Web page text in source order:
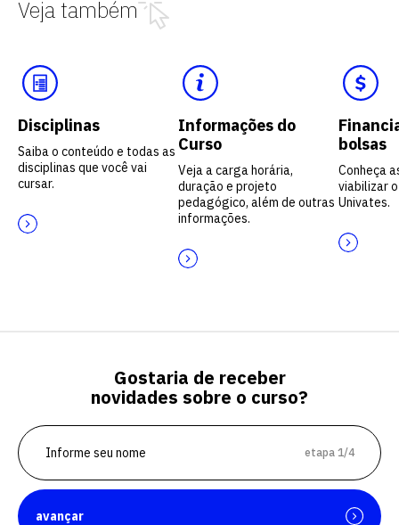
Veja também
Disciplinas
Saiba o conteúdo e todas as
disciplinas que você vai
cursar.
Informações do
Curso
Veja a carga horária,
duração e projeto
pedagógico, além de outras
informações.
bolsas
Conheça
viabilizar
Univates.
Gostaria de receber
novidades sobre o curso?
etapa 1/4
avançar